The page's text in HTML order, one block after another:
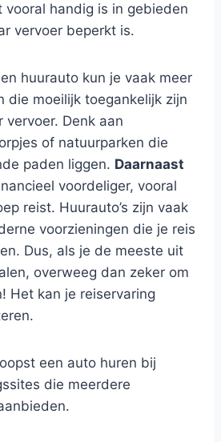
vooral handig is in gebieden
vervoer beperkt is.
huurauto kun je vaak meer
die moeilijk toegankelijk zijn
Denk aan
of natuurparken die
paden liggen. Daarnaast
voordeliger, vooral
reist. Huurauto’s zijn vaak
voorzieningen die je reis
Dus, als je de meeste uit
overweeg dan zeker om
Het kan je reiservaring
een auto huren bij
die meerdere